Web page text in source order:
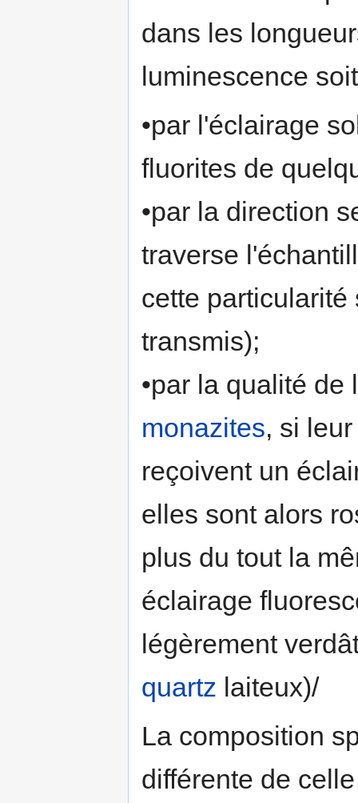
dans les
luminescence
•par l'éclairage
fluorites de
•par la direction
traverse
cette
transmis);
•par la qualité
monazites, si
reçoivent un
elles sont alors
plus du tout la
éclairage
légèrement
quartz laiteux)/
La composition
différente de